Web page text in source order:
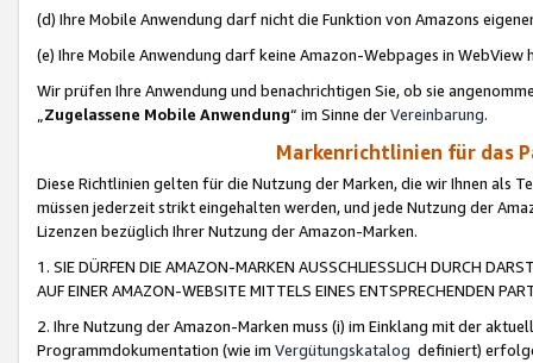
(d) Ihre Mobile Anwendung darf nicht die Funktion von Amazons
(e) Ihre Mobile Anwendung darf keine Amazon-Webpages in WebView
Wir prüfen Ihre Anwendung und benachrichtigen Sie, ob sie
„Zugelassene Mobile Anwendung“ im Sinne derVereinbarung.
Markenrichtlinien für das
Diese Richtlinien gelten für die Nutzung der Marken, die wir Ihnen als
müssen jederzeit strikt eingehalten werden, und jede Nutzung der
Lizenzen bezüglich Ihrer Nutzung der Amazon-Marken.
1. SIE DÜRFEN DIE AMAZON-MARKEN AUSSCHLIESSLICH DURCH
AUF EINER AMAZON-WEBSITE MITTELS EINES ENTSPRECHENDEN
2. Ihre Nutzung der Amazon-Marken muss (i) im Einklang mit der
Programmdokumentation (wie im Vergütungskatalog definiert)